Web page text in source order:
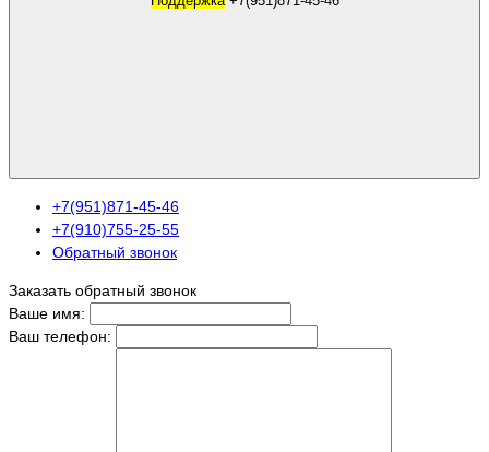
+7(951)871-45-46
+7(910)755-25-55
Обратный звонок
Заказать обратный звонок
Ваше имя:
Ваш телефон: